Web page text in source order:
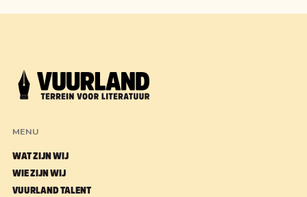
MENU
WAT ZIJN WIJ
WIE ZIJN WIJ
VUURLAND TALENT